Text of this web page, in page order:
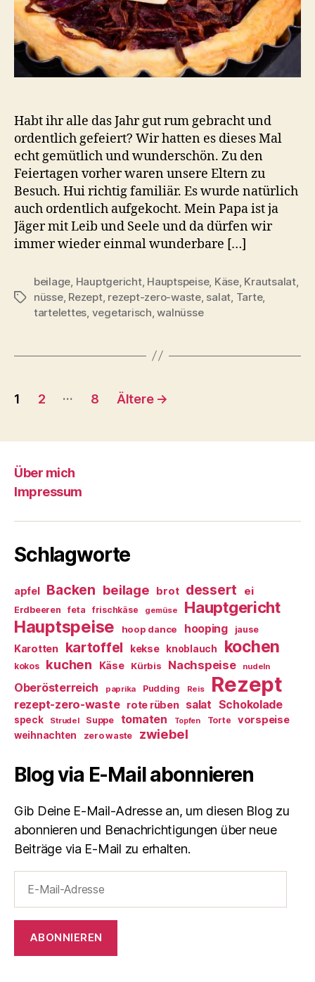
Habt ihr alle das Jahr gut rum gebracht und
ordentlich gefeiert? Wir hatten es dieses Mal
echt gemütlich und wunderschön. Zu den
Feiertagen vorher waren unsere Eltern zu
Besuch. Hui richtig familiär. Es wurde natürlich
auch ordentlich aufgekocht. Mein Papa ist ja
Jäger mit Leib und Seele und da dürfen wir
immer wieder einmal wunderbare […]
Schlagwörter
beilage, Hauptgericht, Hauptspeise, Käse, Krautsalat,
nüsse, Rezept, rezept-zero-waste, salat, Tarte,
tartelettes, vegetarisch,walnüsse
Beitragsnavigation
1 2 … 8 Ältere →
Über mich
Impressum
Schlagworte
apfel Backen beilage brot dessert ei
Erdbeeren feta frischkäse gemüse Hauptgericht
Hauptspeise hoop dance hooping jause
Karotten kartoffel kekse knoblauch kochen
kokos kuchen Käse Kürbis Nachspeise nudeln
Oberösterreich paprika Pudding Reis Rezept
rezept-zero-waste rote rüben salat Schokolade
speck Strudel Suppe tomaten Topfen Torte vorspeise
weihnachten zero waste zwiebel
Blog via E-Mail abonnieren
Gib Deine E-Mail-Adresse an, um diesen Blog zu
abonnieren und Benachrichtigungen über neue
Beiträge via E-Mail zu erhalten.
Mail-
Adresse
ABONNIEREN